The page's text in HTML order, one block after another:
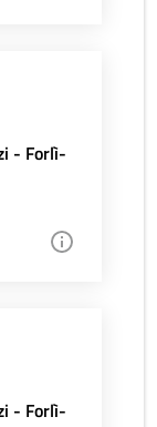
- Forlì-
- Forlì-